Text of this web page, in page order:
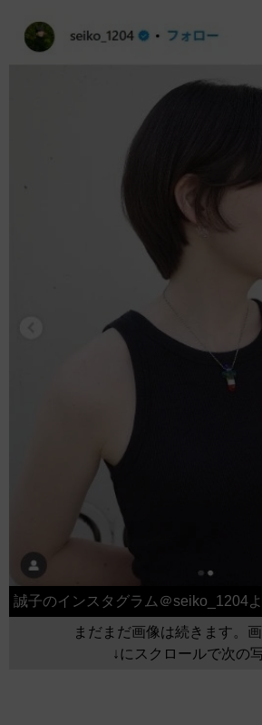
誠子のインスタグラム＠seiko_1204よ
まだまだ画像は続きます。画
↓にスクロールで次の